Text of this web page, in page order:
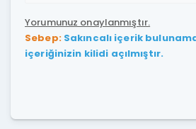
Yorumunuz onaylanmıştır.
Sebep: Sakıncalı içerik
içeriğinizin kilidi açılmıştır.